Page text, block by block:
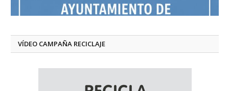
VÍDEO CAMPAÑA RECICLAJE